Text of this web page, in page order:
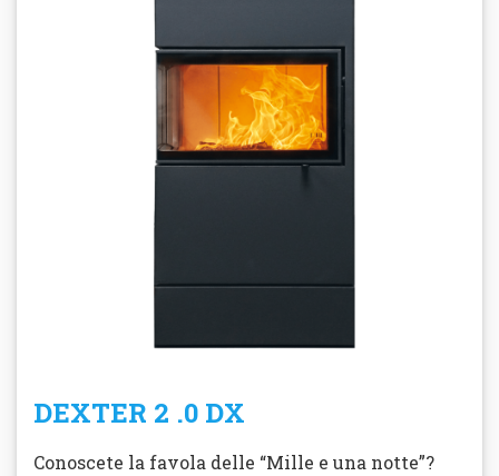
DEXTER 2 .0 DX
Conoscete la favola delle “Mille e una notte”?